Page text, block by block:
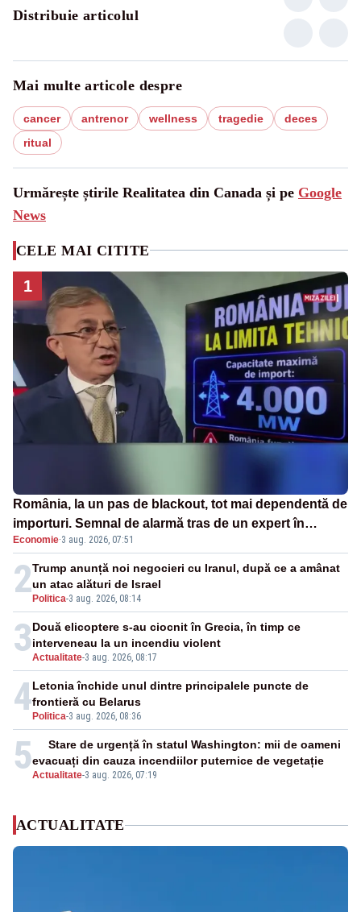
Distribuie articolul
Mai multe articole despre
cancer antrenor wellness tragedie
deces
ritual
Urmărește știrile Realitatea din Canada și pe Google
News
CELE MAI CITITE
1
România, la un pas de blackout, tot mai dependentă de
importuri. Semnal de alarmă tras de un expert în
energie
Economie·3 aug. 2026, 07:51
2 Politica-3 aug. 2026, 08:14
Trump anunță noi negocieri cu Iranul, după ce a amânat
un atac alături de Israel
3Actualitate-3 aug. 2026, 08:17
Două elicoptere s-au ciocnit în Grecia, în timp ce
interveneau la un incendiu violent
4 Politica-3 aug. 2026, 08:36
Letonia închide unul dintre principalele puncte de
frontieră cu Belarus
5Actualitate-3 aug. 2026, 07:19
Stare de urgență în statul Washington: mii de oameni
evacuați din cauza incendiilor puternice de vegetație
ACTUALITATE